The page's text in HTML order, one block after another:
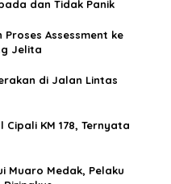
dan Tidak Panik
Assessment ke
Jelita
di Jalan Lintas
KM 178, Ternyata
Muaro Medak, Pelaku